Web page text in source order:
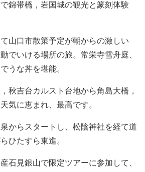
帯橋，岩国城の観光と篆刻体験
口市散策予定が朝からの激しい
でいける場所の旅。常栄寺雪舟庭、
うな丼を堪能。
吉台カルスト台地から角島大橋，
気に恵まれ、最高です。
らスタートし、松陰神社を経て道
ひたすら東進。
見銀山で限定ツアーに参加して、